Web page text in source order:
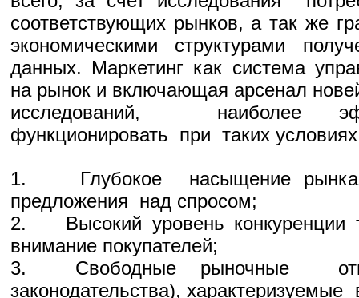
соответствующих рынков, а так же
экономическими структурами
данных. Маркетинг как система
на рынок и включающая арсенал
исследований, наиболее
функционировать при таких
1. Глубокое насыщение рынка
предложения над спросом;
2. Высокий уровень конкуренции
внимание покупателей;
3. Свободные рыночные
законодательства),